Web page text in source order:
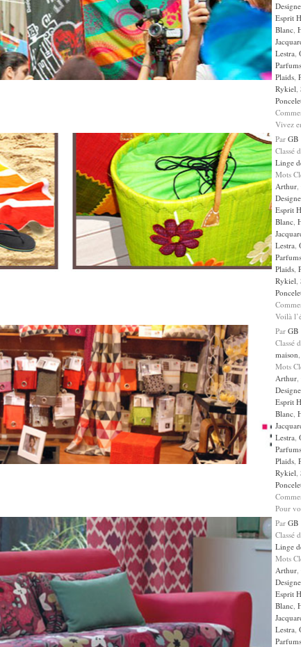
Esprit
Blanc,
Lestra,
Plaids,
Rykiel,
Vivez
Par GB
Classé
Linge
Mots
Arthur,
Esprit
Blanc,
Lestra,
Plaids,
Rykiel,
Voilà
Par GB
Classé
maison,
Mots
Arthur,
Esprit
Blanc,
Lestra,
Plaids,
Rykiel,
Pour
Par GB
Classé
Linge
Mots
Arthur,
Esprit
Blanc,
Lestra,